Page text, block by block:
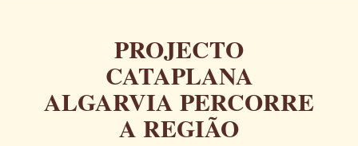
PROJECTO
CATAPLANA
ALGARVIA PERCORRE
A REGIÃO